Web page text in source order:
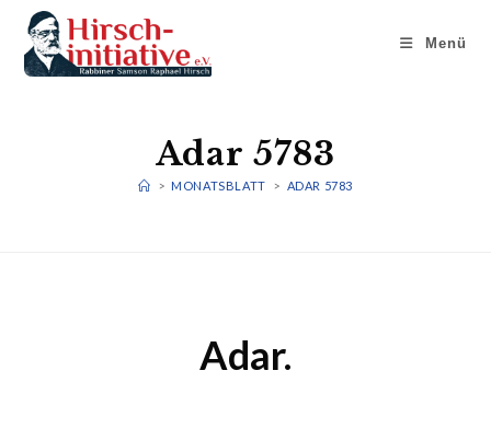
Menü
Adar 5783
> MONATSBLATT > ADAR 5783
Adar.